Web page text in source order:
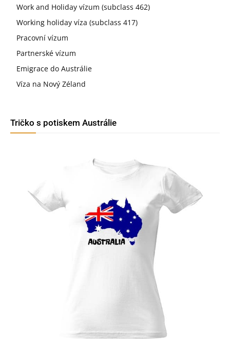
Work and Holiday vízum (subclass 462)
Working holiday víza (subclass 417)
Pracovní vízum
Partnerské vízum
Emigrace do Austrálie
Víza na Nový Zéland
Tričko s potiskem Austrálie